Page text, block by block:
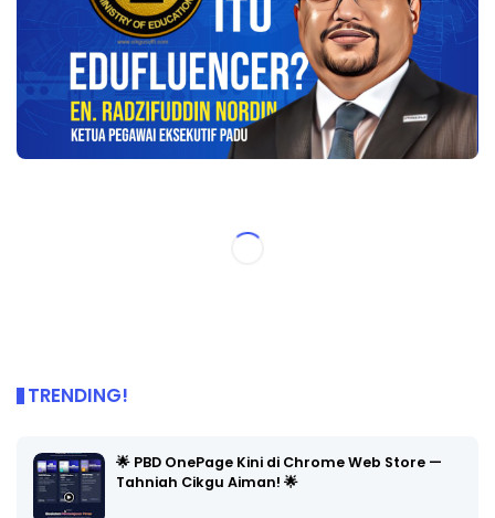
TRENDING!
🌟 PBD OnePage Kini di Chrome Web Store —
Tahniah Cikgu Aiman! 🌟